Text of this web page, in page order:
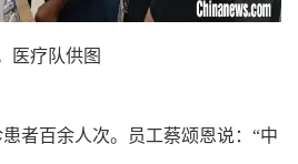
医疗队供图
者百余人次。员工蔡颂恩说：“中